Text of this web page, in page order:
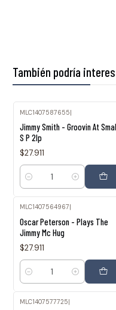
También podría
MLC1407587655|
Jimmy Smith - Groovin At
S P 2lp
$27.911
Cantidad
MLC1407564967
Oscar Peterson - Plays The
Jimmy Mc Hug
$27.911
Cantidad
MLC1407577725|